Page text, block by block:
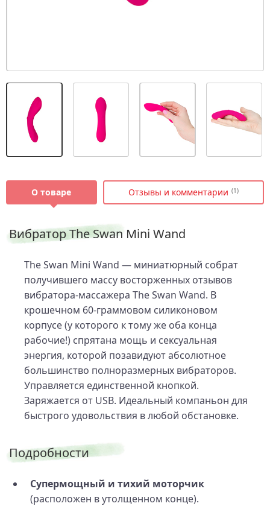
О товаре Отзывы и комментарии (1)
Вибратор The Swan Mini Wand
The Swan Mini Wand — миниатюрный собрат
получившего массу восторженных отзывов
вибратора-массажера The Swan Wand. В
крошечном 60-граммовом силиконовом
корпусе (у которого к тому же оба конца
рабочие!) спрятана мощь и сексуальная
энергия, которой позавидуют абсолютное
большинство полноразмерных вибраторов.
Управляется единственной кнопкой.
Заряжается от USB. Идеальный компаньон для
быстрого удовольствия в любой обстановке.
Подробности
Супермощный и тихий моторчик
(расположен в утолщенном конце).